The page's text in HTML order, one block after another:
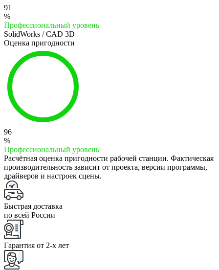
91
%
Профессиональный уровень
SolidWorks / CAD 3D
Оценка пригодности
96
%
Профессиональный уровень
Расчётная оценка пригодности рабочей станции. Фактическая
производительность зависит от проекта, версии программы,
драйверов и настроек сцены.
Быстрая доставка
по всей России
Гарантия от 2-x лет